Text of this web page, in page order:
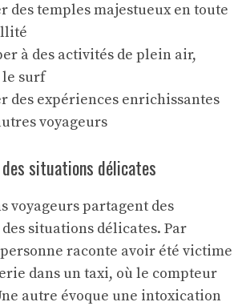
des temples majestueux en toute
à des activités de plein air,
le surf
des expériences enrichissantes
voyageurs
situations délicates
voyageurs partagent des
situations délicates. Par
raconte avoir été victime
dans un taxi, où le compteur
autre évoque une intoxication